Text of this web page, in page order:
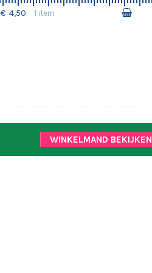
€ 4,50 1 item
WINKELMAND BEKIJKEN